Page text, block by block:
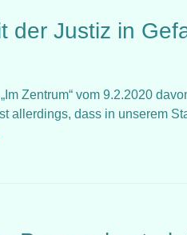
der Justiz in
Zentrum“ vom 9.2.2020
allerdings, dass in unserem